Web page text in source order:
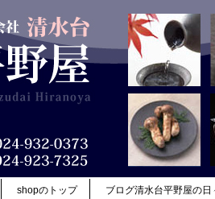
shopのトップ ブログ清水台平野屋の日